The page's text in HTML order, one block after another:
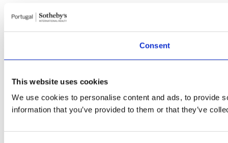
Consent
This website uses cookies
We use cookies to personalise content and ads, to provide
information that you’ve provided to them or that they’ve